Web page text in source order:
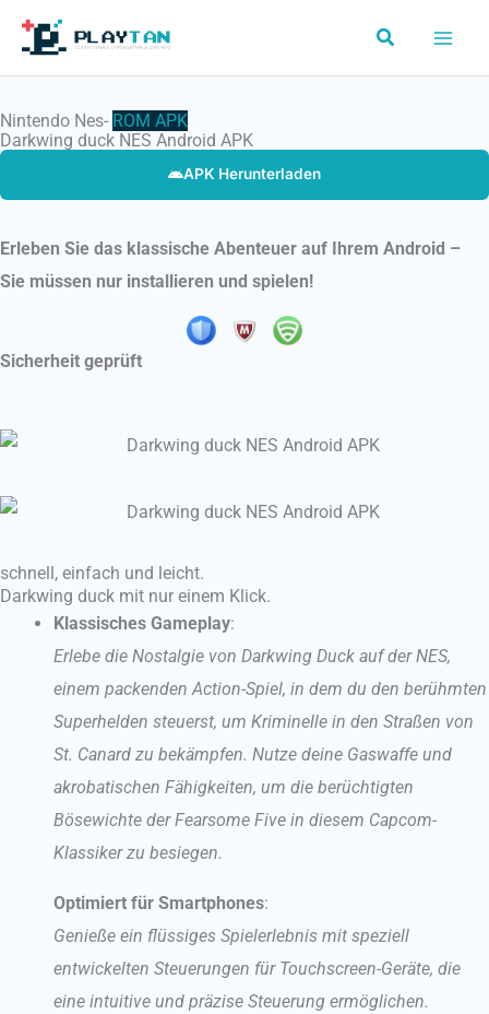
Skip
content
Search
Nintendo Nes- ROM APK
Darkwing duck NES Android APK
APK Herunterladen
Erleben Sie das klassische Abenteuer auf Ihrem Android –
Sie müssen nur installieren und spielen!
Sicherheit geprüft
schnell, einfach und leicht.
Darkwing duck mit nur einem Klick.
Klassisches Gameplay:
Erlebe die Nostalgie von Darkwing Duck auf der NES,
einem packenden Action-Spiel, in dem du den berühmten
Superhelden steuerst, um Kriminelle in den Straßen von
St. Canard zu bekämpfen. Nutze deine Gaswaffe und
akrobatischen Fähigkeiten, um die berüchtigten
Bösewichte der Fearsome Five in diesem Capcom-
Klassiker zu besiegen.
Optimiert für Smartphones:
Genieße ein flüssiges Spielerlebnis mit speziell
entwickelten Steuerungen für Touchscreen-Geräte, die
eine intuitive und präzise Steuerung ermöglichen.